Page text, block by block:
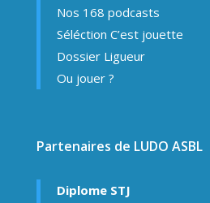
Nos 168 podcasts
Séléction C’est jouette
Dossier Ligueur
Ou jouer ?
Partenaires de LUDO ASBL
Diplome STJ